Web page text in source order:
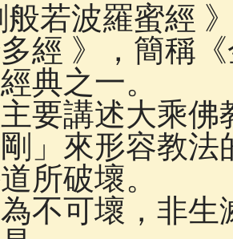
事(37) 佛說療痔(腫瘤)
般若波羅蜜經
經 》，簡稱
典之一。
要講述大乘
」來形容教
所破壞。
不可壞，非